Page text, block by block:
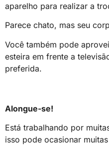
aparelho para realizar a
Parece chato, mas seu
Você também pode
esteira em frente a
preferida.
Alongue-se!
Está trabalhando por
isso pode ocasionar